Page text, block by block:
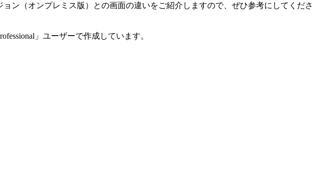
ン（オンプレミス版）との画面の違いをご紹介しますので、ぜひ参考にしてくださ
」ユーザーで作成しています。